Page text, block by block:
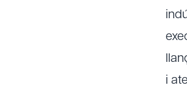
i